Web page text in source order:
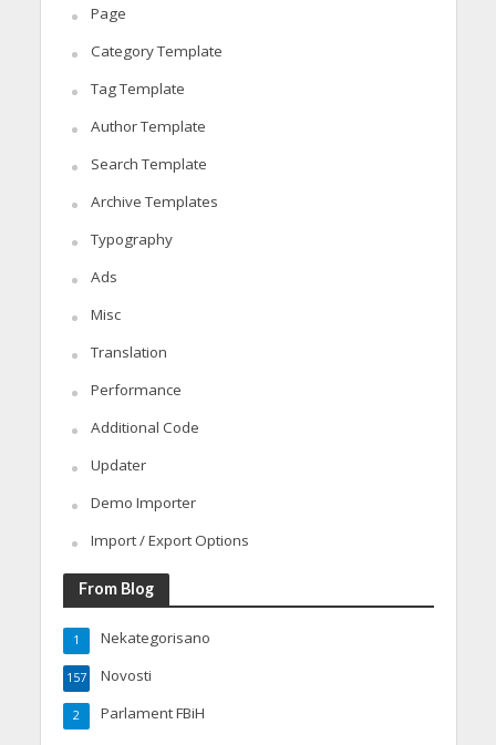
Page
Category Template
Tag Template
Author Template
Search Template
Archive Templates
Typography
Ads
Misc
Translation
Performance
Additional Code
Updater
Demo Importer
Import / Export Options
From Blog
Nekategorisano
1
Novosti
157
Parlament FBiH
2